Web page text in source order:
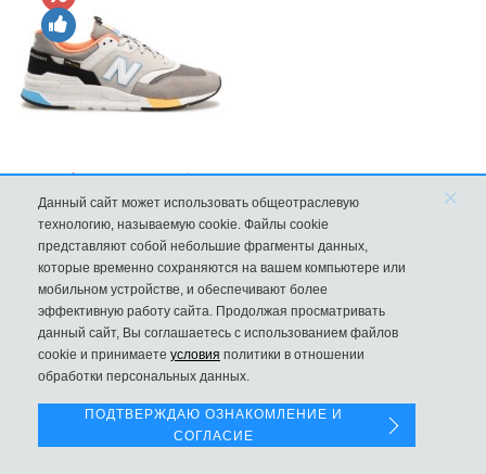
New Balance 997H Cordura Marblehead с желтой и голубой
8970
Данный сайт может использовать общеотраслевую
технологию, называемую cookie. Файлы cookie
представляют собой небольшие фрагменты данных,
которые временно сохраняются на вашем компьютере или
мобильном устройстве, и обеспечивают более
эффективную работу сайта. Продолжая просматривать
данный сайт, Вы соглашаетесь с использованием файлов
cookie и принимаете условия политики в отношении
обработки персональных данных.
×
ПОДТВЕРЖДАЮ ОЗНАКОМЛЕНИЕ И
СОГЛАСИЕ